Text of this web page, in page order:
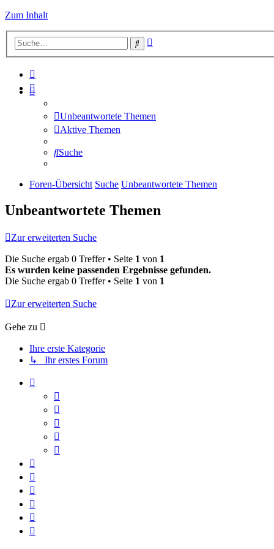
Zum Inhalt
Suche
Unbeantwortete Themen
Aktive Themen
Suche
Foren-Übersicht Suche Unbeantwortete Themen
Unbeantwortete Themen
Zur erweiterten Suche
Die Suche ergab 0 Treffer • Seite 1 von 1
Es wurden keine passenden Ergebnisse gefunden.
Die Suche ergab 0 Treffer • Seite 1 von 1
Zur erweiterten Suche
Gehe zu
Ihre erste Kategorie
↳ Ihr erstes Forum